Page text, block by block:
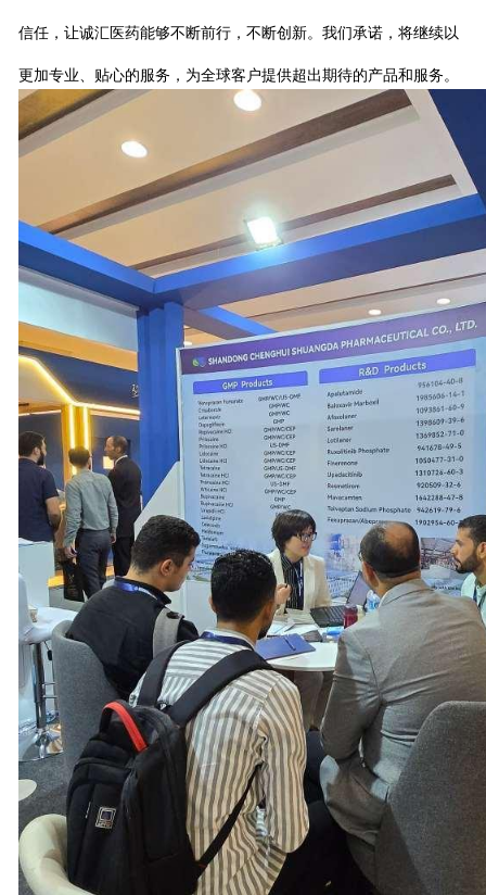
信任，让诚汇医药能够不断前行，不断创新。我们承诺，将继续以
更加专业、贴心的服务，为全球客户提供超出期待的产品和服务。